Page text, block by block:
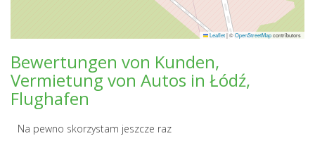
Leaflet|©OpenStreetMapcontributors
Bewertungen von Kunden,
Vermietung von Autos in Łódź,
Flughafen
Na pewno skorzystam jeszcze raz